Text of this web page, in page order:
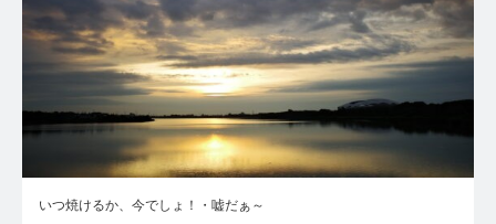
いつ焼けるか、今でしょ！・嘘だぁ～